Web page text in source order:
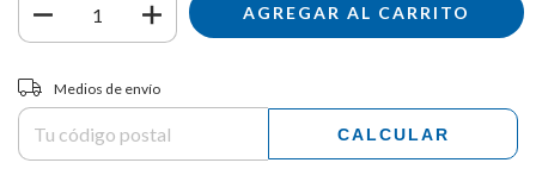
Entregas para el CP:
Medios de envío
CALCULAR